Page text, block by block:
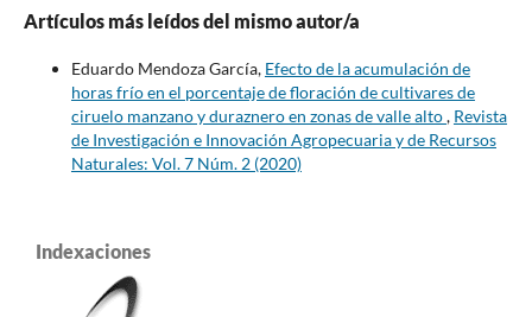
Artículos más leídos del mismo autor/a
Eduardo Mendoza García, Efecto de la acumulación de
horas frío en el porcentaje de floración de cultivares de
ciruelo manzano y duraznero en zonas de valle alto, Revista
de Investigación e Innovación Agropecuaria y de Recursos
Naturales: Vol. 7 Núm. 2 (2020)
Indexaciones